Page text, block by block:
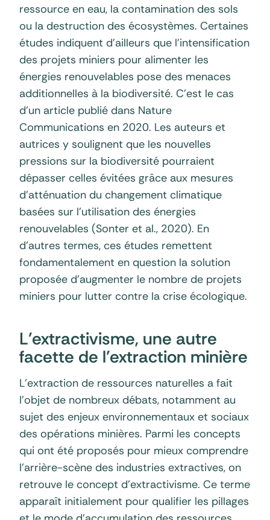
ressource en eau, la contamination des sols
ou la destruction des écosystèmes. Certaines
études indiquent d’ailleurs que l’intensification
des projets miniers pour alimenter les
énergies renouvelables pose des menaces
additionnelles à la biodiversité. C’est le cas
d’un article publié dans Nature
Communications en 2020. Les auteurs et
autrices y soulignent que les nouvelles
pressions sur la biodiversité pourraient
dépasser celles évitées grâce aux mesures
d’atténuation du changement climatique
basées sur l’utilisation des énergies
renouvelables (Sonter et al., 2020). En
d’autres termes, ces études remettent
fondamentalement en question la solution
proposée d’augmenter le nombre de projets
miniers pour lutter contre la crise écologique.
L’extractivisme, une autre
facette de l’extraction minière
L’extraction de ressources naturelles a fait
l’objet de nombreux débats, notamment au
sujet des enjeux environnementaux et sociaux
des opérations minières. Parmi les concepts
qui ont été proposés pour mieux comprendre
l’arrière-scène des industries extractives, on
retrouve le concept d’extractivisme. Ce terme
apparaît initialement pour qualifier les pillages